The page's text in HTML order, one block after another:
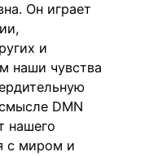
Он играет
и
наши чувства
DMN
нашего
с миром и